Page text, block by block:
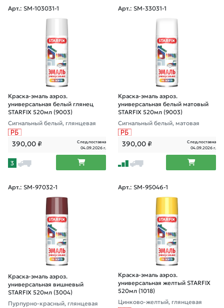
Арт.: SM-103031-1
Краска-эмаль аэроз.
универсальная белый глянец
STARFIX 520мл (9003)
Сигнальный белый, глянцевая
390,00₽
След.поставка
04.09.2026 г.
3
Арт.: SM-33031-1
Краска-эмаль аэроз.
универсальная белый матовый
STARFIX 520мл (9003)
Сигнальный белый, матовая
390,00₽
След.поставка
04.09.2026 г.
Арт.: SM-97032-1
Краска-эмаль аэроз.
универсальная вишневый
STARFIX 520мл (3004)
Пурпурно-красный, глянцевая
Арт.: SM-95046-1
Краска-эмаль аэроз.
универсальная желтый STARFIX
520мл (1018)
Цинково-желтый, глянцевая